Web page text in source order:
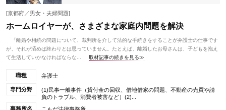
[京都府／男女・夫婦問題]
ホームロイヤーが、さまざまな家庭内問題を解決
「離婚や相続の問題について、裁判所を介して法的な手続きをすることが弁護士の仕事です
が、それが済めば終わりとは思っていません。たとえば、離婚したお母さんは、子どもを抱え
て生活していかなければならな...
取材記事の続きを見る≫
職種 弁護士
専門分野
(1)民事一般事件（貸付金の回収、借地借家の問題、不動産の売買や請
負のトラブル、消費者被害など）(2)...
事務所名